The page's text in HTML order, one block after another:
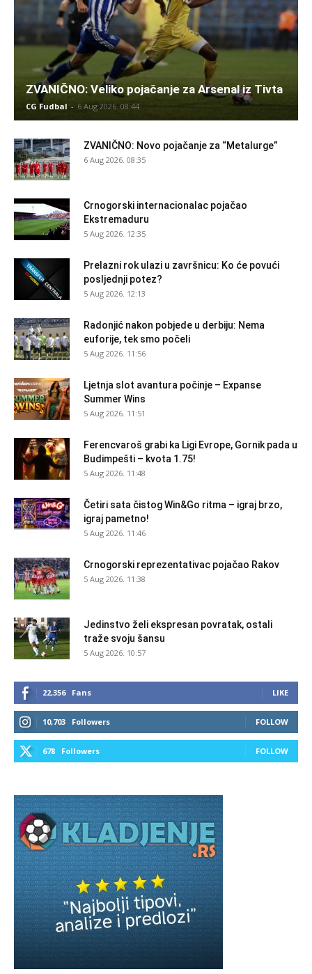
ZVANIČNO: Veliko pojačanje za Arsenal iz Tivta
CG Fudbal - 6 Aug 2026. 08:44
ZVANIČNO: Novo pojačanje za “Metalurge”
6 Aug 2026. 08:35
Crnogorski internacionalac pojačao
Ekstremaduru
5 Aug 2026. 12:35
Prelazni rok ulazi u završnicu: Ko će povući
posljednji potez?
5 Aug 2026. 12:13
Radonjić nakon pobjede u derbiju: Nema
euforije, tek smo počeli
5 Aug 2026. 11:56
Ljetnja slot avantura počinje – Expanse
Summer Wins
5 Aug 2026. 11:51
Ferencvaroš grabi ka Ligi Evrope, Gornik pada u
Budimpešti – kvota 1.75!
5 Aug 2026. 11:48
Četiri sata čistog Win&Go ritma – igraj brzo,
igraj pametno!
5 Aug 2026. 11:46
Crnogorski reprezentativac pojačao Rakov
5 Aug 2026. 11:38
Jedinstvo želi ekspresan povratak, ostali
traže svoju šansu
5 Aug 2026. 10:57
22,356 Fans LIKE
10,703 Followers FOLLOW
678 Followers FOLLOW